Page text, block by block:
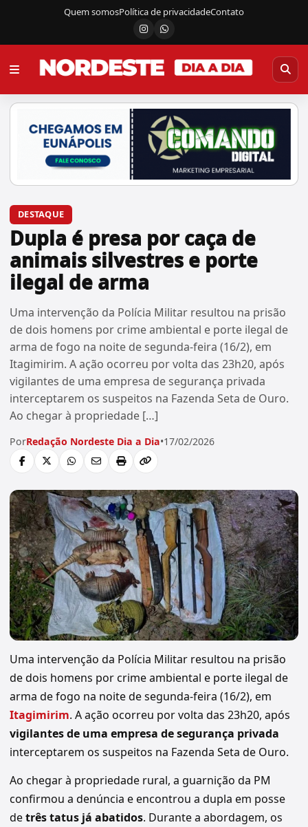
Quem somosPolítica de privacidadeContato
InstagramCanal do WhatsApp
DESTAQUE
Dupla é presa por caça de
animais silvestres e porte
ilegal de arma
Uma intervenção da Polícia Militar resultou na prisão
de dois homens por crime ambiental e porte ilegal de
arma de fogo na noite de segunda-feira (16/2), em
Itagimirim. A ação ocorreu por volta das 23h20, após
vigilantes de uma empresa de segurança privada
interceptarem os suspeitos na Fazenda Seta de Ouro.
Ao chegar à propriedade […]
PorRedação Nordeste Dia a Dia•17/02/2026
Uma intervenção da Polícia Militar resultou na prisão
de dois homens por crime ambiental e porte ilegal de
arma de fogo na noite de segunda-feira (16/2), em
Itagimirim. A ação ocorreu por volta das 23h20, após
vigilantes de uma empresa de segurança privada
interceptarem os suspeitos na Fazenda Seta de Ouro.
Ao chegar à propriedade rural, a guarnição da PM
confirmou a denúncia e encontrou a dupla em posse
detrês tatus já abatidos. Durante a abordagem, os